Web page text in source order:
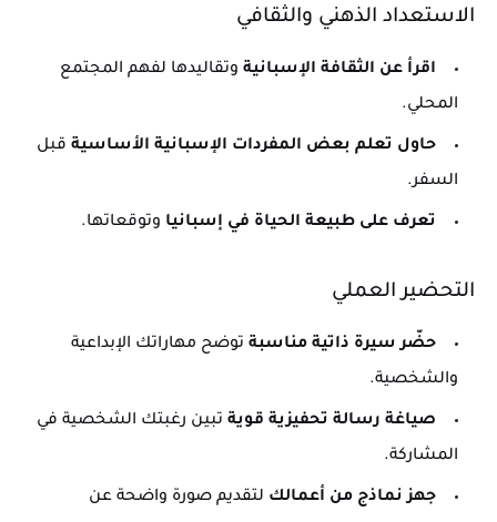
الاستعداد الذهني والثقافي
اقرأ عن الثقافة الإسبانية وتقاليدها لفهم المجتمع
المحلي.
حاول تعلم بعض المفردات الإسبانية الأساسية قبل
السفر.
تعرف على طبيعة الحياة في إسبانيا وتوقعاتها.
التحضير العملي
حضّر سيرة ذاتية مناسبة توضح مهاراتك الإبداعية
والشخصية.
صياغة رسالة تحفيزية قوية تبين رغبتك الشخصية في
المشاركة.
جهز نماذج من أعمالك لتقديم صورة واضحة عن